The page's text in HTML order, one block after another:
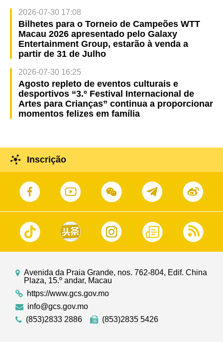
2026-07-30 17:08
Bilhetes para o Torneio de Campeões WTT
Macau 2026 apresentado pelo Galaxy
Entertainment Group, estarão à venda a
partir de 31 de Julho
2026-07-30 16:25
Agosto repleto de eventos culturais e
desportivos “3.º Festival Internacional de
Artes para Crianças” continua a proporcionar
momentos felizes em família
Inscrição
Avenida da Praia Grande, nos. 762-804, Edif. China
Plaza, 15.º andar, Macau
https://www.gcs.gov.mo
info@gcs.gov.mo
(853)2833 2886
(853)2835 5426